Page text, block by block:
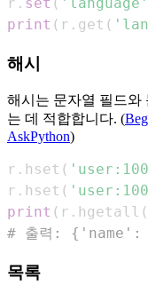
print ( r . get (
해시
해시는 문자열 필드와
는 데 적합합니다. (
AskPython)
r . hset (
r . hset (
print ( r . hgetall (
# 출력:
목록